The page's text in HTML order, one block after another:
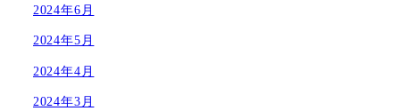
2024年6月
2024年5月
2024年4月
2024年3月